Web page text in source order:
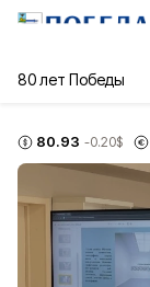
80 лет Победы
80.93 -0.20$